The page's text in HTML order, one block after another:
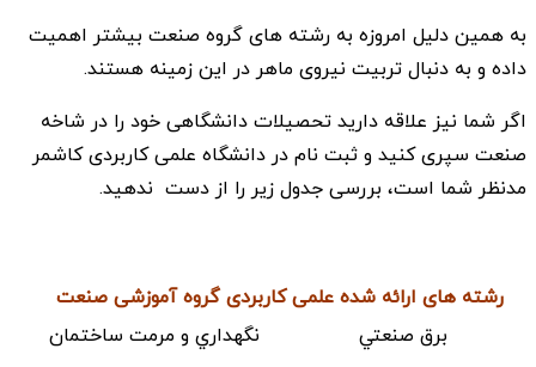
به همین دلیل امروزه به رشته های گروه صنعت بیشتر اهمیت
داده و به دنبال تربیت نیروی ماهر در این زمینه هستند.
اگر شما نیز علاقه دارید تحصیلات دانشگاهی خود را در شاخه
صنعت سپری کنید و ثبت نام در دانشگاه علمی کاربردی کاشمر
مدنظر شما است، بررسی جدول زیر را از دست ندهید.
رشته های ارائه شده علمی کاربردی گروه آموزشی صنعت
برق صنعتي
نگهداري و مرمت ساختمان